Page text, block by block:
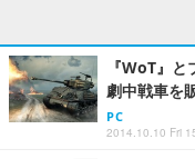
『WoT』
劇中戦車を
PC
2014.10.10 Fri